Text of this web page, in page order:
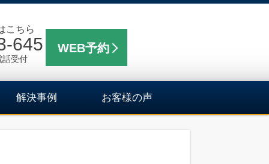
こちら
645
話受付
WEB予約
解決事例 お客様の声